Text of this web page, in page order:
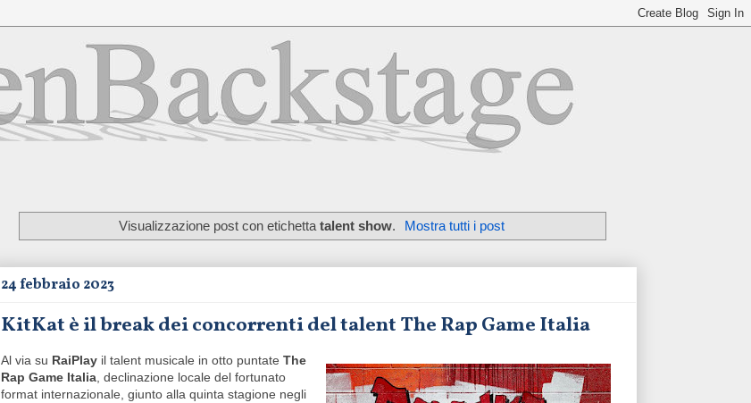
Visualizzazione post con etichetta talent show. Mostra tutti i post
24 febbraio 2023
KitKat è il break dei concorrenti del talent The Rap Game Italia
Al via su RaiPlay il talent musicale in otto puntate The
Rap Game Italia, declinazione locale del fortunato
format internazionale, giunto alla quinta stagione negli